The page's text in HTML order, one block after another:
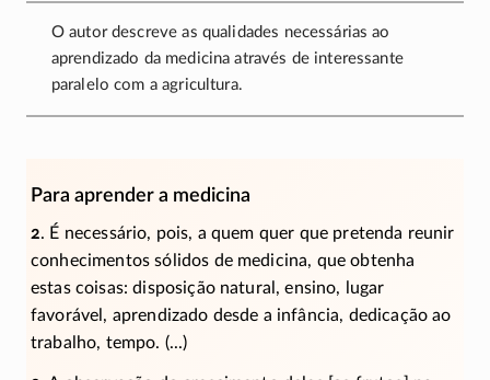
O autor descreve as qualidades necessárias ao
aprendizado da medicina através de interessante
paralelo com a agricultura.
Para aprender a medicina
2. É necessário, pois, a quem quer que pretenda reunir
conhecimentos sólidos de medicina, que obtenha
estas coisas: disposição natural, ensino, lugar
favorável, aprendizado desde a infância, dedicação ao
trabalho, tempo. (...)